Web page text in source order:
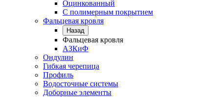
Оцинкованный
С полимерным покрытием
Фальцевая кровля
Назад
Фальцевая кровля
АЗКиФ
Ондулин
Гибкая черепица
Профиль
Водосточные системы
Доборные элементы